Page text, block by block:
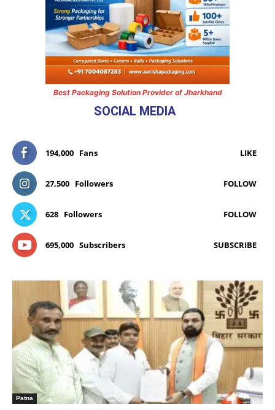
Best Packaging Solution Provider of Jharkhand
SOCIAL MEDIA
194,000 Fans LIKE
27,500 Followers FOLLOW
628 Followers FOLLOW
695,000 Subscribers SUBSCRIBE
Patna